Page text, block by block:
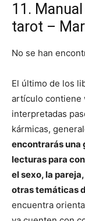
11.
tarot –
No se han
El último de los
artículo contiene
interpretadas
kármicas,
encontrarás una
lecturas para
el sexo, la
otras temáticas
encuentra